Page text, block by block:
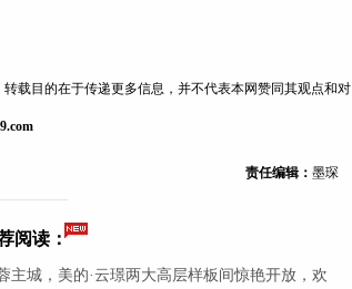
载目的在于传递更多信息，并不代表本网赞同其观点和对
责任编辑： 墨琛
阅读：
主城，美的·云璟两大高层样板间惊艳开放，欢